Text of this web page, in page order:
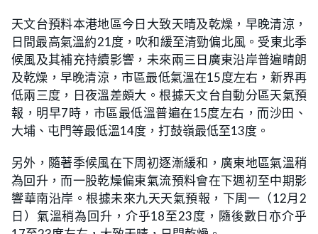
天文台預料本港地區今日大致天晴及乾燥，早晚清涼，
日間最高氣溫約21度，吹和緩至清勁偏北風。受東北季
候風及其補充持續影響，未來兩三日廣東沿岸普遍晴朗
及乾燥，早晚清涼，市區最低氣溫在15度左右，新界再
低兩三度，日夜溫差頗大。根據天文台自動分區天氣預
報，明早7時，市區最低溫普遍在15度左右，而沙田、
大埔、屯門等最低溫14度，打鼓嶺最低至13度。
另外，隨著季候風在下周初逐漸緩和，廣東地區氣溫稍
為回升，而一股乾燥偏東氣流預料會在下週初至中期影
響華南沿岸。根據未來九天天氣預報，下周一（12月2
日）氣溫稍為回升，介乎18至23度，隨後數日亦介乎